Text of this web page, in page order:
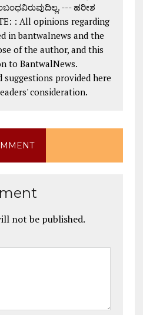
--- ಹರೀಶ
: All opinions regarding
in bantwalnews and the
of the author, and this
to BantwalNews.
suggestions provided here
consideration.
not be published.